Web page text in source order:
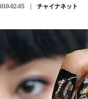
02-05 | チャイナネット